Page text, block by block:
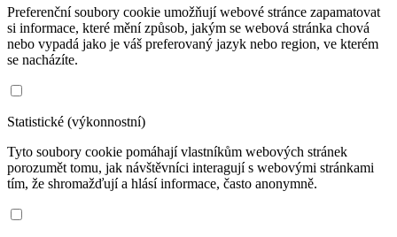
Preferenční soubory cookie umožňují webové stránce zapamatovat
si informace, které mění způsob, jakým se webová stránka chová
nebo vypadá jako je váš preferovaný jazyk nebo region, ve kterém
se nacházíte.
Statistické (výkonnostní)
Tyto soubory cookie pomáhají vlastníkům webových stránek
porozumět tomu, jak návštěvníci interagují s webovými stránkami
tím, že shromažďují a hlásí informace, často anonymně.